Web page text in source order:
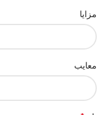
مزایا
معایب